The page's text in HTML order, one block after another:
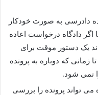
دادرسی به صورت خودکار
اگر دادگاه درخواست اعاده
یک دستور موقت برای
که دوباره به پرونده
نمی شود.
می تواند پرونده را بررسی